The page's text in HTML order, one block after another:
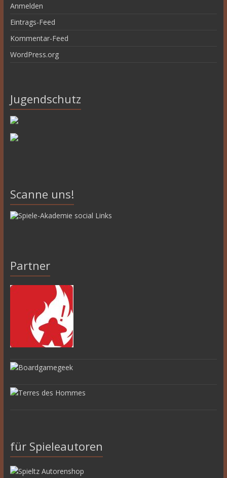
Anmelden
Eintrags-Feed
Kommentar-Feed
WordPress.org
Jugendschutz
Scanne uns!
Partner
für Spieleautoren